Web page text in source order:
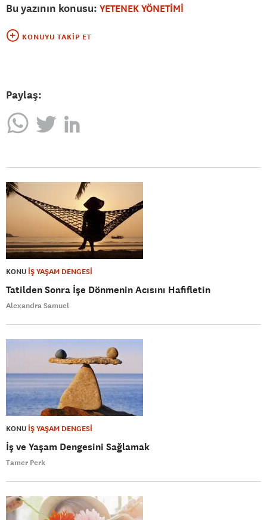
Bu yazının konusu: YETENEK YÖNETİMİ
KONUYU TAKIP ET
Paylaş:
KONU İŞ YAŞAM DENGESİ
Tatilden Sonra İşe Dönmenin Acısını Hafifletin
Alexandra Samuel
KONU İŞ YAŞAM DENGESİ
İş ve Yaşam Dengesini Sağlamak
Tamer Perk